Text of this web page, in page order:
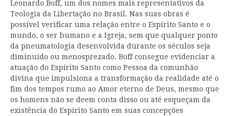
Leonardo Boff, um dos nomes mais representativos da
Teologia da Libertação no Brasil. Nas suas obras é
possível verificar uma relação entre o Espírito Santo e o
mundo, o ser humano e a Igreja, sem que qualquer ponto
da pneumatologia desenvolvida durante os séculos seja
diminuído ou menosprezado. Boff consegue evidenciar a
atuação do Espírito Santo como Pessoa da comunhão
divina que impulsiona a transformação da realidade até o
fim dos tempos rumo ao Amor eterno de Deus, mesmo que
os homens não se deem conta disso ou até esqueçam da
existência do Espírito Santo em suas concepções